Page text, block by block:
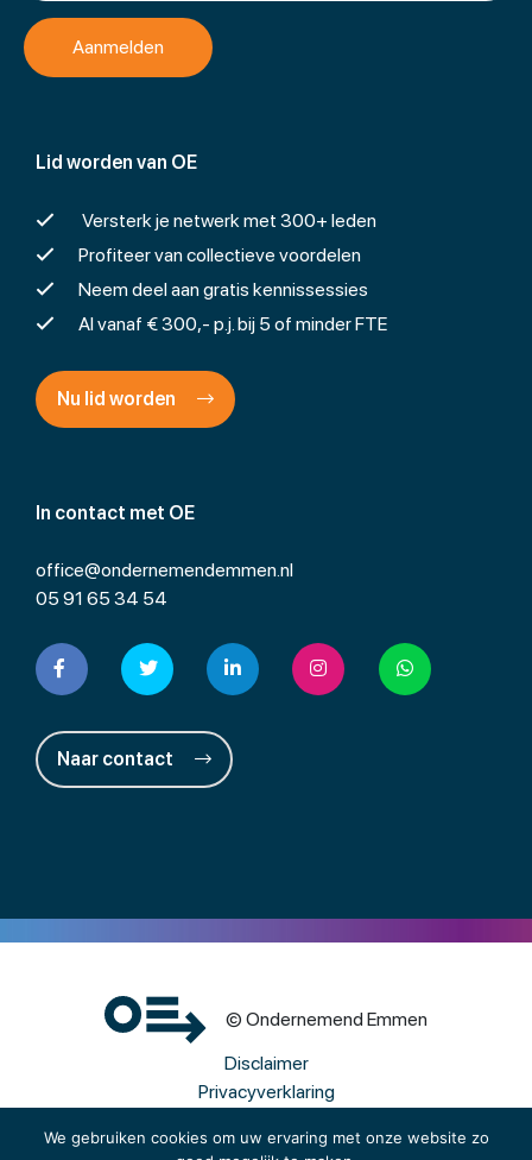
We gebruiken cookies om uw ervaring met onze website zo
In contact met OE
office@ondernemendemmen.nl
05 91 65 34 54
Naar contact
Lid worden van OE
Versterk je netwerk met 300+ leden
Profiteer van collectieve voordelen
Neem deel aan gratis kennissessies
Al vanaf € 300,- p.j. bij 5 of minder FTE
Nu lid worden
© Ondernemend Emmen
Disclaimer
Privacyverklaring